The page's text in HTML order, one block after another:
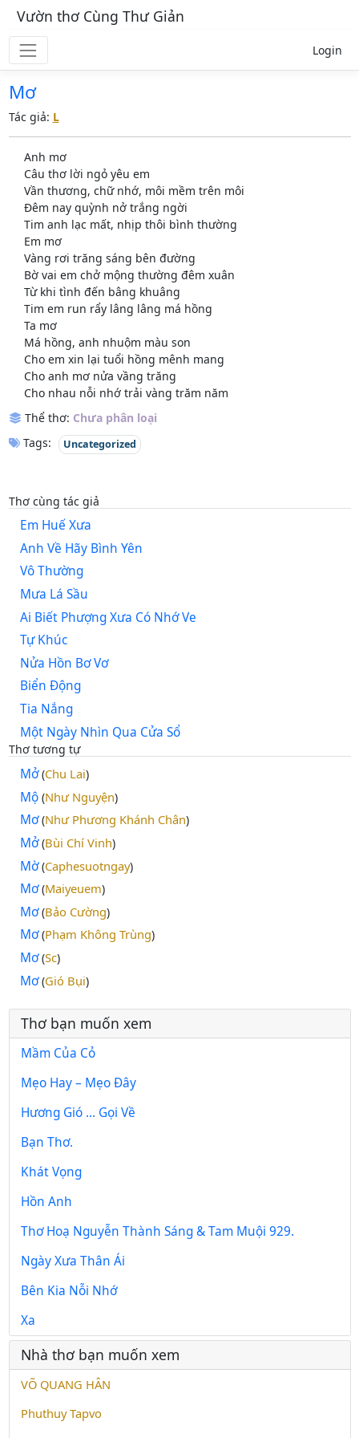
Vườn thơ Cùng Thư Giản
Login
Mơ
Tác giả: L
Anh mơ
Câu thơ lời ngỏ yêu em
Vần thương, chữ nhớ, môi mềm trên môi
Đêm nay quỳnh nở trắng ngời
Tim anh lạc mất, nhịp thôi bình thường
Em mơ
Vàng rơi trăng sáng bên đường
Bờ vai em chở mộng thường đêm xuân
Từ khi tình đến bâng khuâng
Tim em run rẩy lâng lâng má hồng
Ta mơ
Má hồng, anh nhuộm màu son
Cho em xin lại tuổi hồng mênh mang
Cho anh mơ nửa vầng trăng
Cho nhau nỗi nhớ trải vàng trăm năm
Thể thơ: Chưa phân loại
Tags:
Uncategorized
Thơ cùng tác giả
Em Huế Xưa
Anh Về Hãy Bình Yên
Vô Thường
Mưa Lá Sầu
Ai Biết Phượng Xưa Có Nhớ Ve
Tự Khúc
Nửa Hồn Bơ Vơ
Biển Động
Tia Nắng
Một Ngày Nhìn Qua Cửa Sổ
Thơ tương tự
Mở(Chu Lai)
Mộ(Như Nguyện)
Mơ(Như Phương Khánh Chân)
Mở(Bùi Chí Vinh)
Mờ(Caphesuotngay)
Mơ(Maiyeuem)
Mơ(Bảo Cường)
Mơ(Phạm Không Trùng)
Mơ(Sc)
Mơ(Gió Bụi)
Thơ bạn muốn xem
Mầm Của Cỏ
Mẹo Hay – Mẹo Đây
Hương Gió ... Gọi Về
Bạn Thơ.
Khát Vọng
Hồn Anh
Thơ Hoạ Nguyễn Thành Sáng & Tam Muội 929.
Ngày Xưa Thân Ái
Bên Kia Nỗi Nhớ
Xa
Nhà thơ bạn muốn xem
VÕ QUANG HÂN
Phuthuy Tapvo